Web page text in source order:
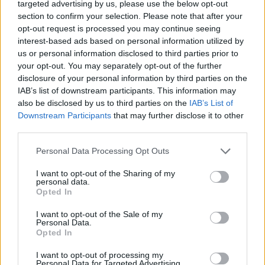
targeted advertising by us, please use the below opt-out
section to confirm your selection. Please note that after your
opt-out request is processed you may continue seeing
interest-based ads based on personal information utilized by
us or personal information disclosed to third parties prior to
your opt-out. You may separately opt-out of the further
disclosure of your personal information by third parties on the
IAB’s list of downstream participants. This information may
also be disclosed by us to third parties on the IAB’s List of
Downstream Participants that may further disclose it to other
Personal Data Processing Opt Outs
I want to opt-out of the Sharing of my
personal data.
Opted In
I want to opt-out of the Sale of my
Personal Data.
Opted In
I want to opt-out of processing my
Personal Data for Targeted Advertising.
Catarroja
Tipo de
combustible
Precio
por litro
Gasto
5l/100km
Gasto
7l/100km
Gasto
10l/100km
Gasolina 95
10 l.-
0,00€
14
-
0,00€
21 - 0,00€
Gasolina 98 0,00€ 10l.-
0,00€
14l.-
0,00€
21l.- 0,00€
Gasoil 0,00€ 10l.-14l.-21l.- 0,00€
0,00€
0,00€
Estado del tráfico e incidencias de la DGT en
Tortosa
Actualmente no hay incidencias de tráfico cerca de
según la dirección general de tráfico
Estado del tráfico e incidencias de la DGT en